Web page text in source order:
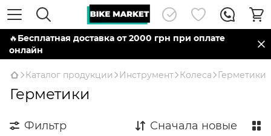
🔥Бесплатная доставка от 2000 грн при оплате
онлайн
Каталог продукции Инструмент Колеса Герметики
Герметики
Фильтр Сначала новые